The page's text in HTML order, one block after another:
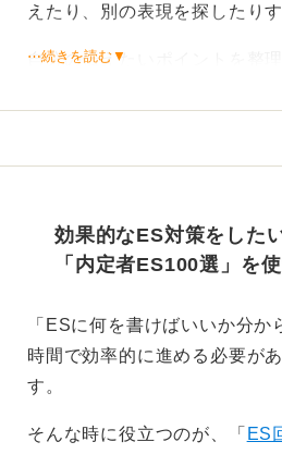
えたり、別の表現を探したり
自分の伝えたいポイントを整
ただし、エントリーシート（
らしさが失われるので注意が
最も怖いのは、面接で内容を
うこと？」と聞かれて説明で
ChatGPTを使うのは良いです
説明できるように、しっかり
⋯続きを読む▼
効果的なES対策をした
「内定者ES100選」を
「ESに何を書けばいいか分
時間で効率的に進める必要が
す。
そんな時に役立つのが、「 ES